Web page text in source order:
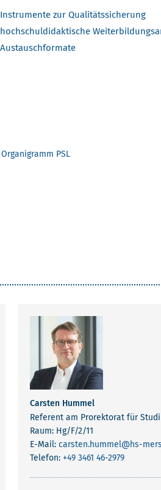
Instrumente zur Qualitätssicherung
hochschuldidaktische
Austauschformate
Organigramm PSL
Carsten Hummel
Referent am Prorektorat für
Raum: Hg/F/2/11
E-Mail: carsten.hummel@hs-
Telefon: +49 3461 46-2979